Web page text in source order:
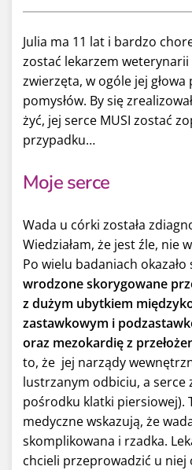
Julia ma 11 lat i bardzo
zostać lekarzem
zwierzęta, w ogóle jej głowa
pomysłów. By się
żyć, jej serce MUSI zostać
przypadku…
Moje serce
Wada u córki została
Wiedziałam, że jest źle, nie
Po wielu badaniach okazało
wrodzone skorygowane
z dużym ubytkiem
zastawkowym i
oraz mezokardię z
to, że jej narządy
lustrzanym odbiciu, a serce
pośrodku klatki piersiowej).
medyczne wskazują, że
skomplikowana i rzadka.
chcieli przeprowadzić u niej